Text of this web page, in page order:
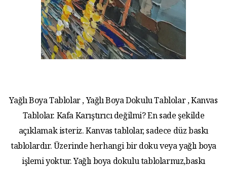
Yağlı Boya Tablolar , Yağlı Boya Dokulu Tablolar , Kanvas
Tablolar. Kafa Karıştırıcı değilmi? En sade şekilde
açıklamak isteriz. Kanvas tablolar, sadece düz baskı
tablolardır. Üzerinde herhangi bir doku veya yağlı boya
işlemi yoktur. Yağlı boya dokulu tablolarmız,baskı